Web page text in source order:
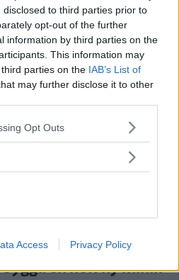
to third parties prior to
opt-out of the further
information by third parties on the
This information may
parties on the IAB’s List of
may further disclose it to other
app uses one or more Google
behaviour. You may click to
purposes in below Google
Opt Outs
Access Privacy Policy
höll val-kickoff i
avdelningen – nu
en helt ny klinik